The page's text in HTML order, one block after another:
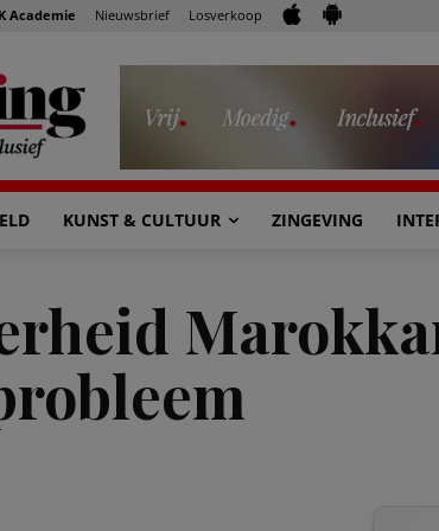
Academie Nieuwsbrief Losverkoop
KUNST & CULTUUR ZINGEVING